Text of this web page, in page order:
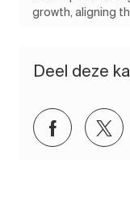
growth, aligning
Deel deze
Delen